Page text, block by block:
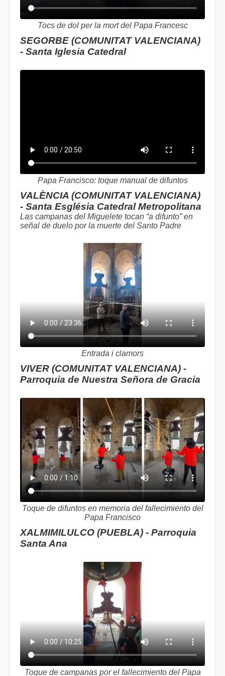
Tocs de dol per la mort del Papa Francesc
SEGORBE (COMUNITAT VALENCIANA)
- Santa Iglesia Catedral
Papa Francisco: toque manual de difuntos
VALÈNCIA (COMUNITAT VALENCIANA)
- Santa Església Catedral Metropolitana
Las campanas del Miguelete tocan “a difunto” en
señal de duelo por la muerte del Santo Padre
Entrada i clamors
VIVER (COMUNITAT VALENCIANA) -
Parroquia de Nuestra Señora de Gracia
Toque de difuntos en memoria del fallecimiento del
Papa Francisco
XALMIMILULCO (PUEBLA) - Parroquia
Santa Ana
Toque de campanas por el fallecimiento del Papa